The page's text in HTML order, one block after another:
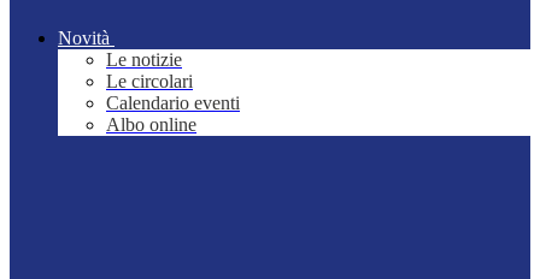
Novità
Le notizie
Le circolari
Calendario eventi
Albo online